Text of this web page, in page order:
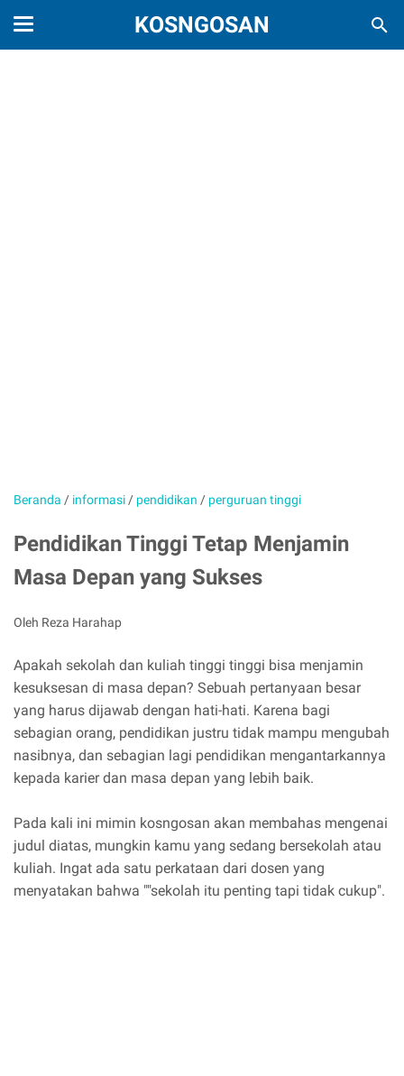
KOSNGOSAN
Beranda / informasi / pendidikan / perguruan tinggi
Pendidikan Tinggi Tetap Menjamin
Masa Depan yang Sukses
Oleh Reza Harahap
Apakah sekolah dan kuliah tinggi tinggi bisa menjamin
kesuksesan di masa depan? Sebuah pertanyaan besar
yang harus dijawab dengan hati-hati. Karena bagi
sebagian orang, pendidikan justru tidak mampu mengubah
nasibnya, dan sebagian lagi pendidikan mengantarkannya
kepada karier dan masa depan yang lebih baik.
Pada kali ini mimin kosngosan akan membahas mengenai
judul diatas, mungkin kamu yang sedang bersekolah atau
kuliah. Ingat ada satu perkataan dari dosen yang
menyatakan bahwa ""sekolah itu penting tapi tidak cukup".